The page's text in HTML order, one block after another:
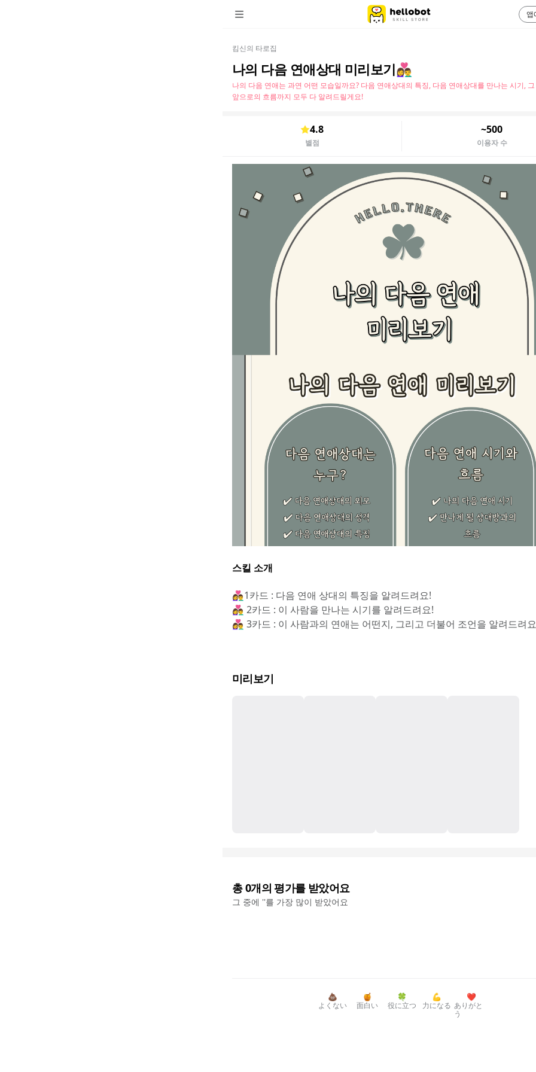
킴신의 타로집
나의 다음 연애상대 미리보기👩‍❤️‍👨
나의 다음 연애는 과연 어떤 모습일까요? 다음 연애상대의 특징, 다음 연애상대를 만나는 시기,
앞으로의 흐름까지 모두 다 알려드릴게요!
4.8
별점
~500
이용자 수
스킬 소개
👩‍❤️‍👨1카드 : 다음 연애 상대의 특징을 알려드려요!
👩‍❤️‍👨 2카드 : 이 사람을 만나는 시기를 알려드려요!
👩‍❤️‍👨 3카드 : 이 사람과의 연애는 어떤지, 그리고 더불어 조언을 알려드려
미리보기
총0개의 평가를 받았어요
그 중에 ''를 가장 많이 받았어요
💩
よくない
🍯
面白い
🍀
役に立つ
💪
力になる
❤️
ありがと
う
앱